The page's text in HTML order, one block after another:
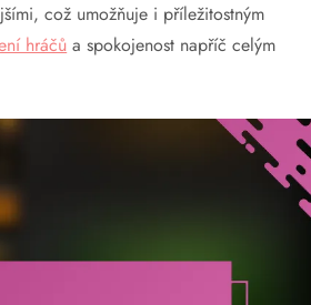
což umožňuje i příležitostným
hráčů a spokojenost napříč celým